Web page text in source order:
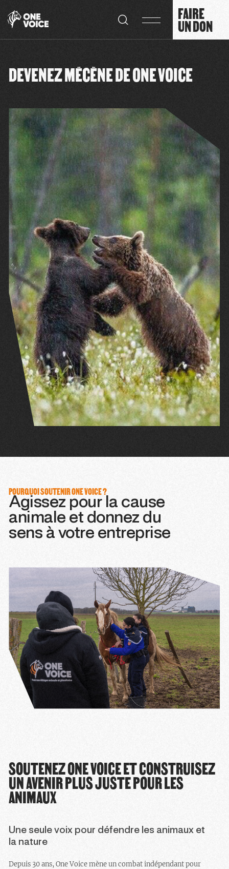
FAIRE
UN DON
DEVENEZ MÉCÈNE DE ONE VOICE
POURQUOI SOUTENIR ONE VOICE ?
Agissez pour la cause
animale et donnez du
sens à votre entreprise
SOUTENEZ ONE VOICE ET CONSTRUISEZ
UN AVENIR PLUS JUSTE POUR LES
ANIMAUX
Une seule voix pour défendre les animaux et
la nature
Depuis 30 ans, One Voice mène un combat indépendant pour